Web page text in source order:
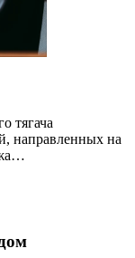
тягача
направленных на